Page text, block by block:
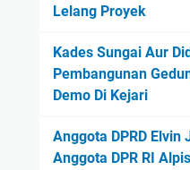
Lelang Proyek
Kades Sungai Aur
Pembangunan
Demo Di Kejari
Anggota DPRD Elvin
Anggota DPR RI